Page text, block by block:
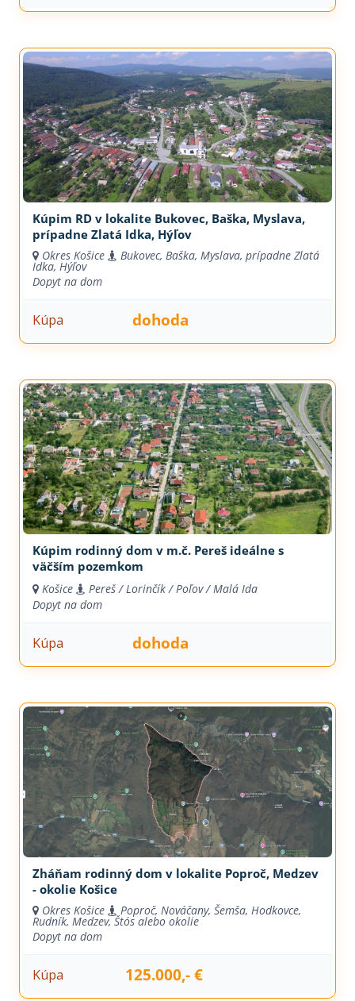
Kúpim RD v lokalite Bukovec, Baška, Myslava,
prípadne Zlatá Idka, Hýľov
Okres Košice Bukovec, Baška, Myslava, prípadne Zlatá
Idka, Hýľov
Dopyt na dom
Kúpa dohoda
Kúpim rodinný dom v m.č. Pereš ideálne s
väčším pozemkom
Košice
Pereš / Lorinčík / Poľov / Malá Ida
Dopyt na dom
Kúpa dohoda
Zháňam rodinný dom v lokalite Poproč, Medzev
- okolie Košice
Okres Košice Poproč, Nováčany, Šemša, Hodkovce,
Rudník, Medzev, Štós alebo okolie
Dopyt na dom
Kúpa 125.000,- €